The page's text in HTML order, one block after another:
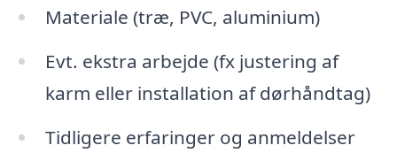
Materiale (træ, PVC, aluminium)
Evt. ekstra arbejde (fx justering af
karm eller installation af dørhåndtag)
Tidligere erfaringer og anmeldelser